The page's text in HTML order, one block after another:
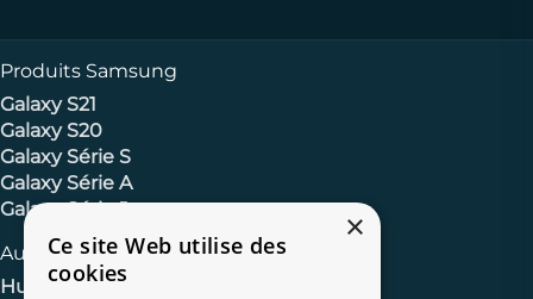
Autres Marques
Huawei
Produits Samsung
Galaxy S21
Galaxy S20
Galaxy Série S
Galaxy Série A
Galaxy Série J
×
Ce site Web utilise des
cookies